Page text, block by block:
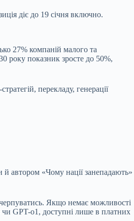
діє до 19 січня включно.
27% компаній малого та
року показник зросте до 50%,
перекладу, генерації
й автором «Чому нації занепадають»
Якщо немає можливості
чи GPT-o1, доступні лише в платних